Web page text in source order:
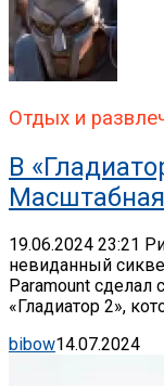
Отдых и
В
19.06.2024 23:21
невиданный
Paramount сделал
«Гладиатор 2»,
bibow14.07.2024